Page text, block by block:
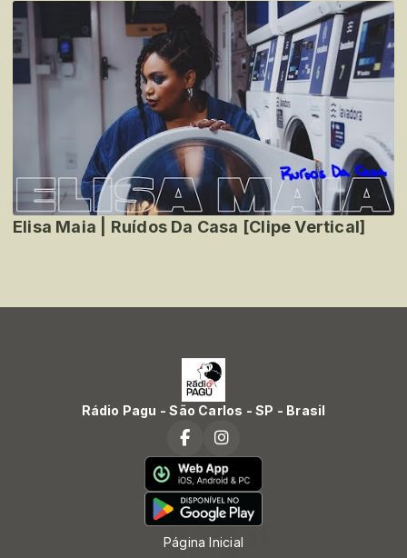
Elisa Maia | Ruídos Da Casa [Clipe Vertical]
Rádio Pagu - São Carlos - SP - Brasil
Página Inicial